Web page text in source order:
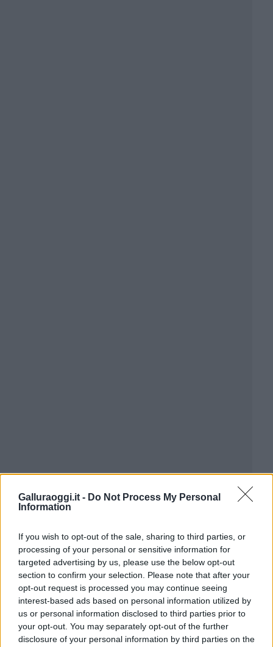
Galluraoggi.it - Do Not Process My Personal
Information
If you wish to opt-out of the sale, sharing to third parties, or
processing of your personal or sensitive information for
targeted advertising by us, please use the below opt-out
section to confirm your selection. Please note that after your
opt-out request is processed you may continue seeing
interest-based ads based on personal information utilized by
us or personal information disclosed to third parties prior to
your opt-out. You may separately opt-out of the further
disclosure of your personal information by third parties on the